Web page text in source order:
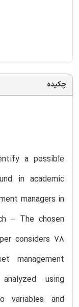
چکیده
a possible
in academic
managers in
– The chosen
considers 78
management
using
variables and